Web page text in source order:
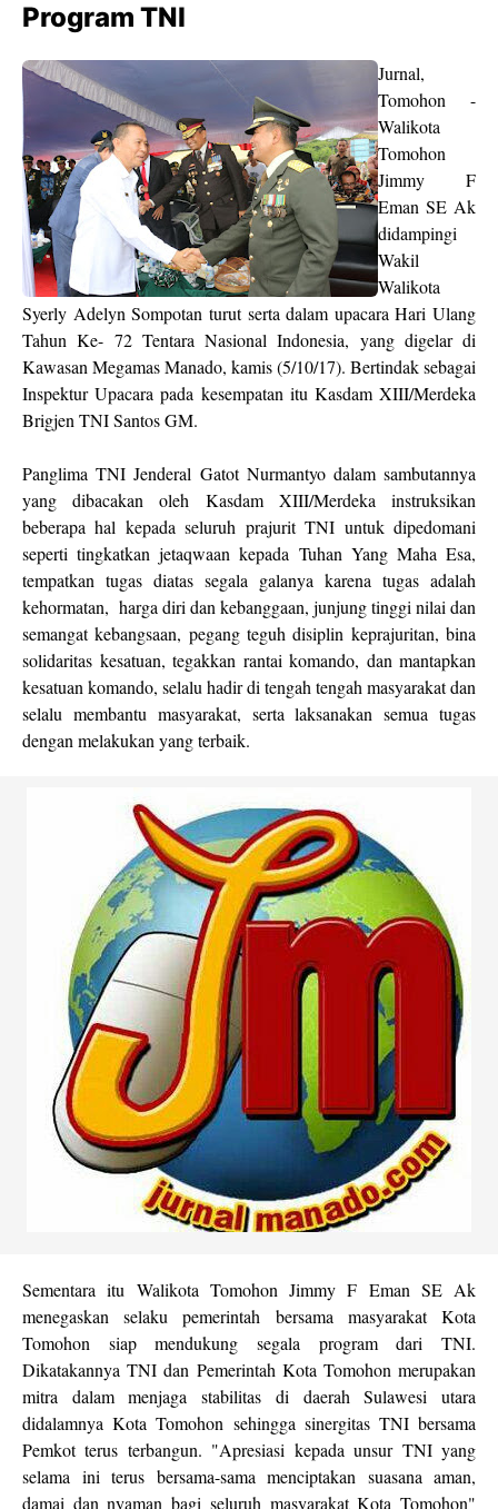
Program TNI
Jurnal,
Tomohon -
Walikota
Tomohon
Jimmy F
Eman SE Ak
didampingi
Wakil
Walikota
Syerly Adelyn Sompotan turut serta dalam upacara Hari Ulang
Tahun Ke- 72 Tentara Nasional Indonesia, yang digelar di
Kawasan Megamas Manado, kamis (5/10/17). Bertindak sebagai
Inspektur Upacara pada kesempatan itu Kasdam XIII/Merdeka
Brigjen TNI Santos GM.
Panglima TNI Jenderal Gatot Nurmantyo dalam sambutannya
yang dibacakan oleh Kasdam XIII/Merdeka instruksikan
beberapa hal kepada seluruh prajurit TNI untuk dipedomani
seperti tingkatkan jetaqwaan kepada Tuhan Yang Maha Esa,
tempatkan tugas diatas segala galanya karena tugas adalah
kehormatan, harga diri dan kebanggaan, junjung tinggi nilai dan
semangat kebangsaan, pegang teguh disiplin keprajuritan, bina
solidaritas kesatuan, tegakkan rantai komando, dan mantapkan
kesatuan komando, selalu hadir di tengah tengah masyarakat dan
selalu membantu masyarakat, serta laksanakan semua tugas
dengan melakukan yang terbaik.
Sementara itu Walikota Tomohon Jimmy F Eman SE Ak
menegaskan selaku pemerintah bersama masyarakat Kota
Tomohon siap mendukung segala program dari TNI.
Dikatakannya TNI dan Pemerintah Kota Tomohon merupakan
mitra dalam menjaga stabilitas di daerah Sulawesi utara
didalamnya Kota Tomohon sehingga sinergitas TNI bersama
Pemkot terus terbangun. "Apresiasi kepada unsur TNI yang
selama ini terus bersama-sama menciptakan suasana aman,
damai dan nyaman bagi seluruh masyarakat Kota Tomohon"